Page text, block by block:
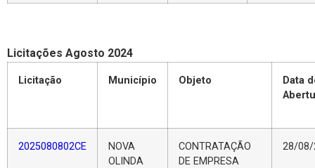
Licitações Agosto 2024
Licitação Município Objeto
Data
2025080802CE
NOVA
OLINDA
CONTRATAÇÃO
DE EMPRESA
28/08/